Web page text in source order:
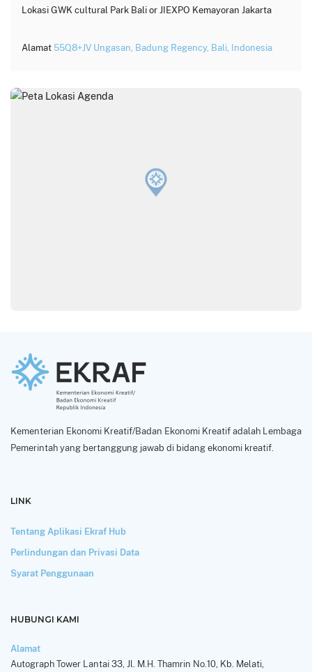
LokasiGWK cultural Park Bali or JIEXPO Kemayoran Jakarta
Alamat 55Q8+JV Ungasan, Badung Regency, Bali, Indonesia
Kementerian Ekonomi Kreatif/Badan Ekonomi Kreatif adalah Lembaga
Pemerintah yang bertanggung jawab di bidang ekonomi kreatif.
LINK
Tentang Aplikasi Ekraf Hub
Perlindungan dan Privasi Data
Syarat Penggunaan
HUBUNGI KAMI
Alamat
Autograph Tower Lantai 33, Jl. M.H. Thamrin No.10, Kb. Melati,